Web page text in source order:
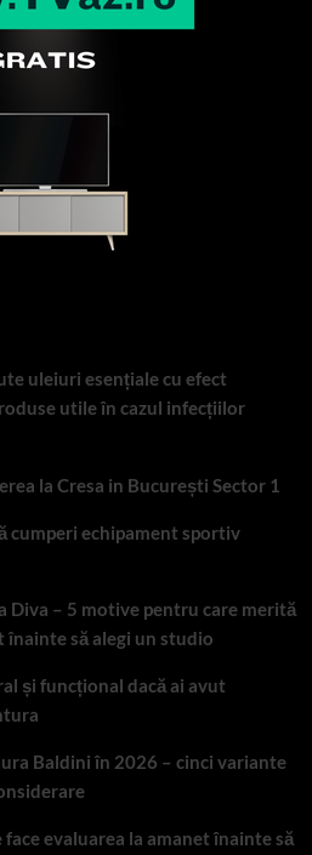
uleiuri esențiale cu efect
utile în cazul infecțiilor
la Cresa in București Sector 1
cumperi echipament sportiv
Diva – 5 motive pentru care merită
să alegi un studio
și funcțional dacă ai avut
Baldini în 2026 – cinci variante
evaluarea la amanet înainte să